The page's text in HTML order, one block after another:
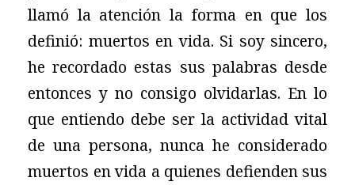
llamó la atención la forma en que los
definió: muertos en vida. Si soy sincero,
he recordado estas sus palabras desde
entonces y no consigo olvidarlas. En lo
que entiendo debe ser la actividad vital
de una persona, nunca he considerado
muertos en vida a quienes defienden sus